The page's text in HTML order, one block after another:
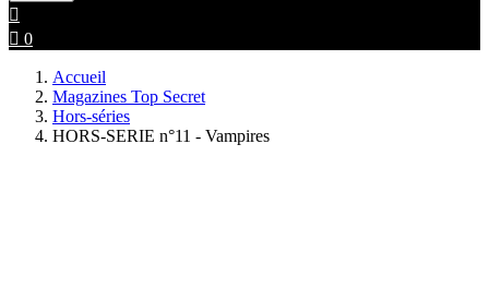

 0
Accueil
Magazines Top Secret
Hors-séries
HORS-SERIE n°11 - Vampires